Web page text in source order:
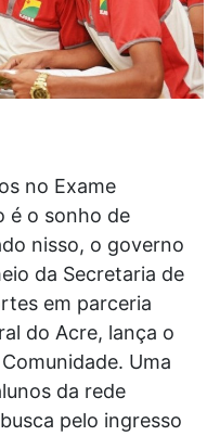
no Exame
é o sonho de
nisso, o governo
da Secretaria de
em parceria
do Acre, lança o
Uma
da rede
pelo ingresso